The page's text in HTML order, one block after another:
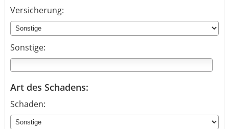
Versicherung:
Sonstige:
Art des Schadens:
Schaden: